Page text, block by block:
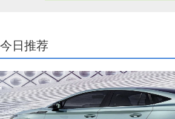
今日推荐